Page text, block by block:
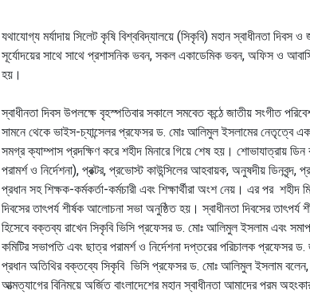
যথাযোগ্য মর্যাদায় সিলেট কৃষি বিশ্ববিদ্যালয়ে(সিকৃবি) মহান স্বাধীনতা দিবস ও
সূর্যোদয়ের সাথে সাথে প্রশাসনিক ভবন, সকল একাডেমিক ভবন, অফিস ও
হয়।
স্বাধীনতা দিবস উপলক্ষে বৃহস্পতিবার সকালে সমবেত কন্ঠে জাতীয় সংগীত
সামনে থেকে ভাইস-চ্যান্সেলর প্রফেসর ড. মোঃ আলিমুল ইসলামের নেতৃত্বে
সমগ্র ক্যাম্পাস প্রদক্ষিণ করে শহীদ মিনারে গিয়ে শেষ হয়। শোভাযাত্রায় ডিন
পরামর্শ ও নির্দেশনা), প্রক্টর, প্রভোস্ট কাউন্সিলের আহবায়ক, অনুষদীয় ডিনবৃন্দ,
প্রধান সহ শিক্ষক-কর্মকর্তা-কর্মচারী এবং শিক্ষার্থীরা অংশ নেয়। এর পর শহীদ
দিবসের তাৎপর্য শীর্ষক আলোচনা সভা অনুষ্ঠিত হয়। স্বাধীনতা দিবসের তাৎপর্য
হিসেবে বক্তব্য রাখেন সিকৃবি ভিসি প্রফেসর ড. মোঃ আলিমুল ইসলাম এবং
কমিটির সভাপতি এবং ছাত্র পরামর্শ ও নির্দেশনা দপ্তরের পরিচালক প্রফেসর ড.
প্রধান অতিথির বক্তব্যে সিকৃবি ভিসি প্রফেসর ড. মোঃ আলিমুল ইসলাম বলেন,
আত্মত্যাগের বিনিময়ে অর্জিত বাংলাদেশের মহান স্বাধীনতা আমাদের পরম